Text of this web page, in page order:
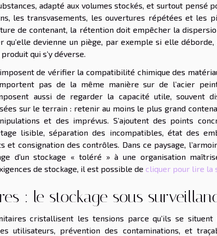
adapté aux volumes stockés, et surtout pensé
les transvasements, les ouvertures répétées et les
de contenant, la rétention doit empêcher la
qu’elle devienne un piège, par exemple si elle
qui s’y déverse.
de vérifier la compatibilité chimique des
pas de la même manière sur de l’acier
aussi de regarder la capacité utile, souvent
sur le terrain : retenir au moins le plus grand
et des imprévus. S’ajoutent des points
lisible, séparation des incompatibles, état des
et consignation des contrôles. Dans ce paysage,
d’un stockage « toléré » à une organisation
de stockage, il est possible de cliquer pour lire la
: le stockage sous
cristallisent les tensions parce qu’ils se situent
utilisateurs, prévention des contaminations, et